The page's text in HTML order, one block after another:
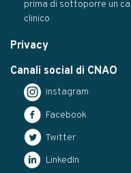
prima di sottoporre un
clinico
Privacy
Canali social di CNAO
instagram
Facebook
Twitter
LinkedIn